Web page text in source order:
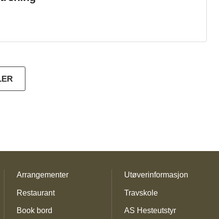
Arrangementer
Restaurant
Book bord
Utøverinformasjon
Travskole
AS Hesteutstyr